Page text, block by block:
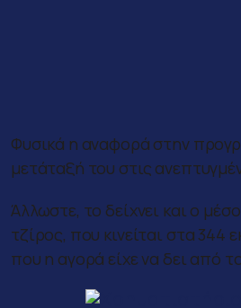
Φυσικά η αναφορά στην
μετάταξή του στις
Άλλωστε, το δείχνει και ο
τζίρος, που κινείται στα 344
που η αγορά είχε να δει από